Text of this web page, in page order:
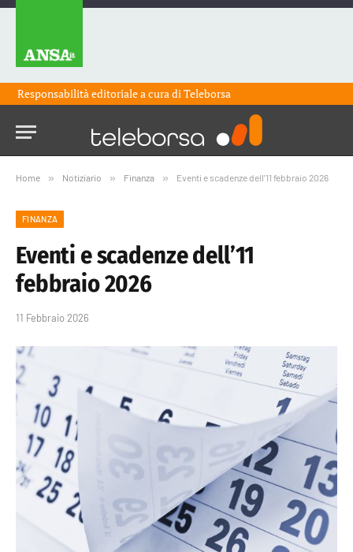
Responsabilità editoriale a cura diTeleborsa
Home » Notiziario » Finanza » Eventi e scadenze dell’11 febbraio 2026
FINANZA
Eventi e scadenze dell’11
febbraio 2026
11 Febbraio 2026